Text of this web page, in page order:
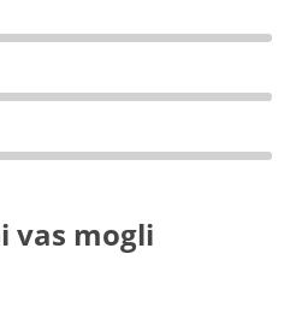
vas mogli